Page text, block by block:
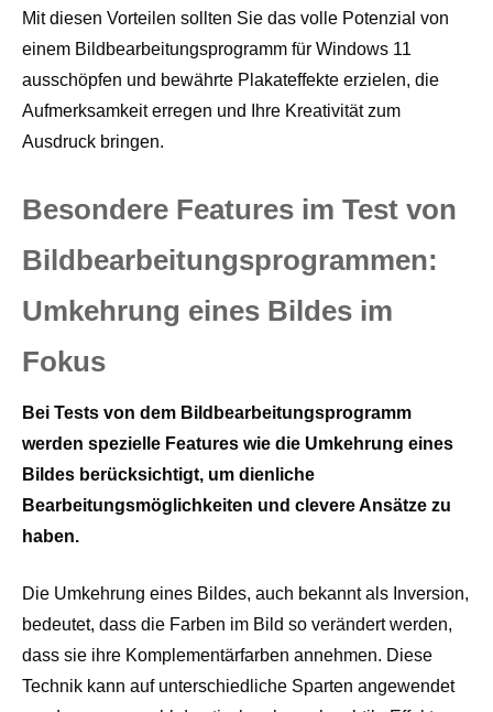
Mit diesen Vorteilen sollten Sie das volle Potenzial von
einem Bildbearbeitungsprogramm für Windows 11
ausschöpfen und bewährte Plakateffekte erzielen, die
Aufmerksamkeit erregen und Ihre Kreativität zum
Ausdruck bringen.
Besondere Features im Test von
Bildbearbeitungsprogrammen:
Umkehrung eines Bildes im
Fokus
Bei Tests von dem Bildbearbeitungsprogramm
werden spezielle Features wie die Umkehrung eines
Bildes berücksichtigt, um dienliche
Bearbeitungsmöglichkeiten und clevere Ansätze zu
haben.
Die Umkehrung eines Bildes, auch bekannt als Inversion,
bedeutet, dass die Farben im Bild so verändert werden,
dass sie ihre Komplementärfarben annehmen. Diese
Technik kann auf unterschiedliche Sparten angewendet